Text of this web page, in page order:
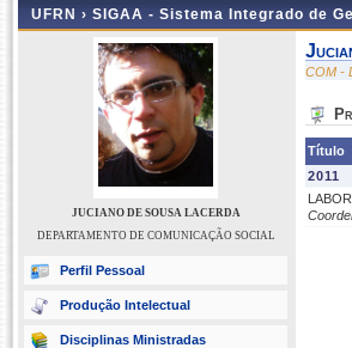
UFRN › SIGAA - Sistema Integrado de
JUCIANO DE SOUSA LACERDA
DEPARTAMENTO DE COMUNICAÇÃO SOCIAL
Perfil Pessoal
Produção Intelectual
Disciplinas Ministradas
COM -
Título
2011